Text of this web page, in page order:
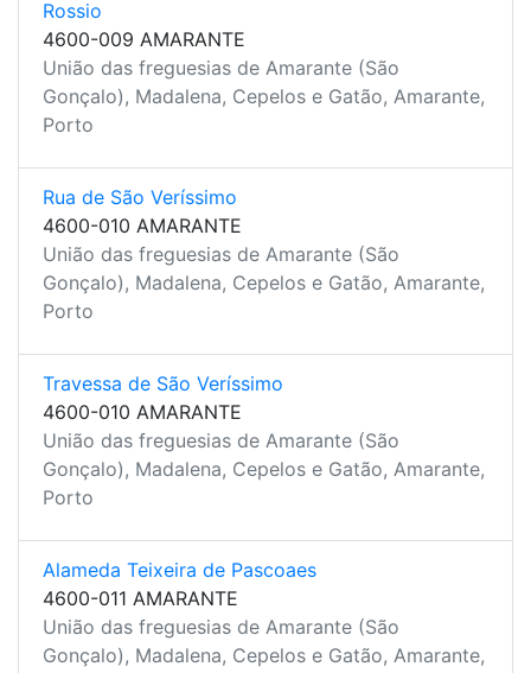
Rossio
4600-009 AMARANTE
União das freguesias de Amarante (São
Gonçalo), Madalena, Cepelos e Gatão, Amarante,
Porto
Rua de São Veríssimo
4600-010 AMARANTE
União das freguesias de Amarante (São
Gonçalo), Madalena, Cepelos e Gatão, Amarante,
Porto
Travessa de São Veríssimo
4600-010 AMARANTE
União das freguesias de Amarante (São
Gonçalo), Madalena, Cepelos e Gatão, Amarante,
Porto
Alameda Teixeira de Pascoaes
4600-011 AMARANTE
União das freguesias de Amarante (São
Gonçalo), Madalena, Cepelos e Gatão, Amarante,